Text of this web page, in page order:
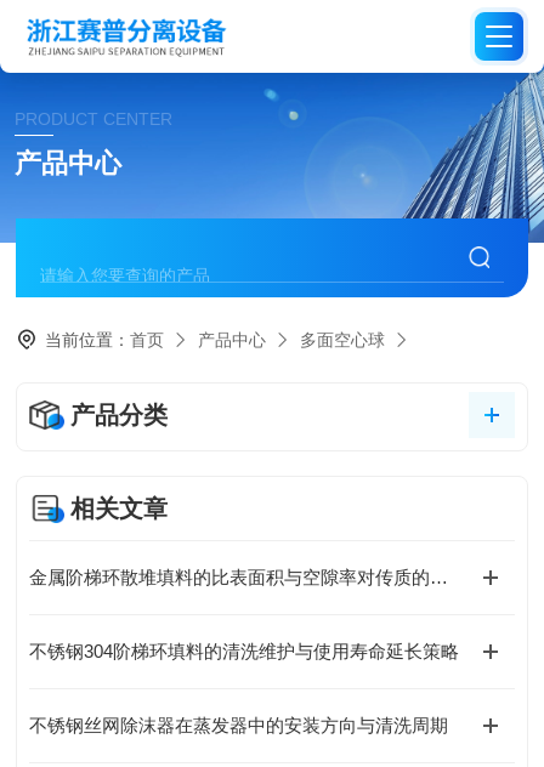
PRODUCT CENTER
产品中心
当前位置：首页 产品中心 多面空心球
产品分类
相关文章
金属阶梯环散堆填料的比表面积与空隙率对传质的影响
不锈钢304阶梯环填料的清洗维护与使用寿命延长策略
不锈钢丝网除沫器在蒸发器中的安装方向与清洗周期